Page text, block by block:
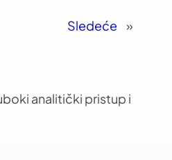
Sledeće »
analitički pristup i